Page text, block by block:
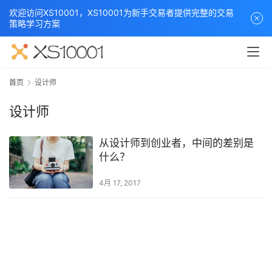
首页 设计师
设计师
从设计师到创业者，中间的差别是
什么？
4月 17, 2017
欢迎访问XS10001，XS10001为新手交易者提供完整的交易
策略学习方案